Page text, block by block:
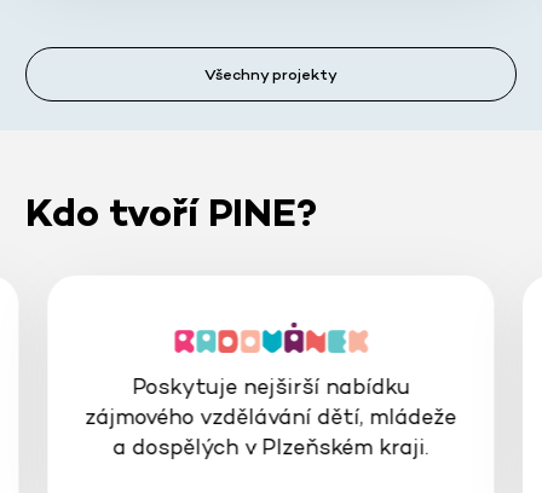
Všechny projekty
Kdo tvoří PINE?
Poskytuje nejširší nabídku
zájmového vzdělávání dětí, mládeže
a dospělých v Plzeňském kraji.